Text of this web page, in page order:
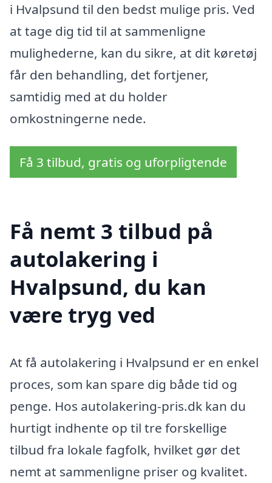
i Hvalpsund til den bedst mulige pris. Ved
at tage dig tid til at sammenligne
mulighederne, kan du sikre, at dit køretøj
får den behandling, det fortjener,
samtidig med at du holder
omkostningerne nede.
Få 3 tilbud, gratis og uforpligtende
Få nemt 3 tilbud på
autolakering i
Hvalpsund, du kan
være tryg ved
At få autolakering i Hvalpsund er en enkel
proces, som kan spare dig både tid og
penge. Hos autolakering-pris.dk kan du
hurtigt indhente op til tre forskellige
tilbud fra lokale fagfolk, hvilket gør det
nemt at sammenligne priser og kvalitet.